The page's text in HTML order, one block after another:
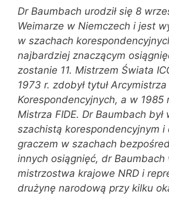
Dr Baumbach urodził się 8
Weimarze w Niemczech i jest
w szachach
najbardziej znaczącym
zostanie 11. Mistrzem Świata
1973 r. zdobył tytuł
Korespondencyjnych, a w 1985
Mistrza FIDE. Dr Baumbach był
szachistą korespondencyjnym i
graczem w szachach
innych osiągnięć, dr Baumbach
mistrzostwa krajowe NRD i
drużynę narodową przy kilku